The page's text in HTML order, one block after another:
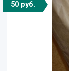
50 руб.